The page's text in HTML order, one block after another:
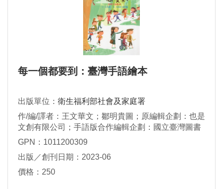
每一個都要到：臺灣手語繪本
出版單位： 衛生福利部社會及家庭署
作/編/譯者：王文華文；鄒明貴圖；原編輯企劃：也是
文創有限公司；手語版合作編輯企劃：國立臺灣圖書
館
GPN：1011200309
出版／創刊日期：2023-06
價格：250